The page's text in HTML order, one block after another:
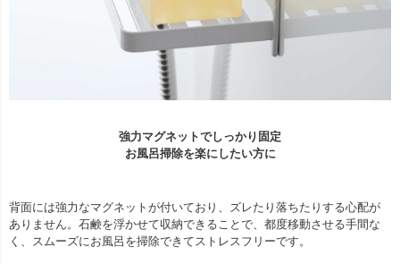
強力マグネットでしっかり固定
お風呂掃除を楽にしたい方に
背面には強力なマグネットが付いており、ズレたり落ちたりする心配が
ありません。石鹸を浮かせて収納できることで、都度移動させる手間な
く、スムーズにお風呂を掃除できてストレスフリーです。